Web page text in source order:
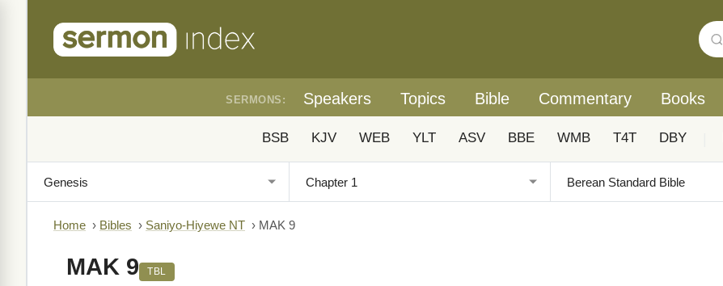
SERMONS: Speakers Topics Bible Commentary Books
BSB KJV WEB YLT ASV BBE WMB T4T DBY
Home › Bibles › Saniyo-Hiyewe NT › MAK 9
MAK 9 TBL